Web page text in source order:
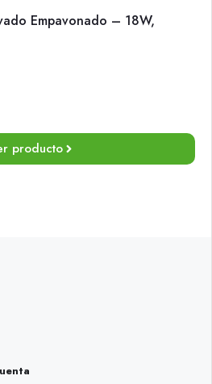
Empavonado – 18W,
producto